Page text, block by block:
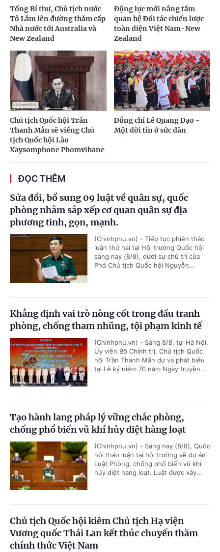
Tổng Bí thư, Chủ tịch nước
Tô Lâm lên đường thăm cấp
Nhà nước tới Australia và
New Zealand
Động lực mới nâng tầm
quan hệ Đối tác chiến lược
toàn diện Việt Nam-New
Zealand
Chủ tịch Quốc hội Trần
Thanh Mẫn sẽ viếng Chủ
tịch Quốc hội Lào
Xaysomphone Phomvihane
Đồng chí Lê Quang Đạo -
Một đời tin ở sức dân
ĐỌC THÊM
Sửa đổi, bổ sung 09 luật về quân sự, quốc
phòng nhằm sắp xếp cơ quan quân sự địa
phương tinh, gọn, mạnh.
(Chinhphu.vn) - Tiếp tục phiên thảo
luận thứ hai tại Hội trường Quốc hội
sáng nay (8/8), dưới sự chủ trì của
Phó Chủ tịch Quốc hội Nguyễn...
Khẳng định vai trò nòng cốt trong đấu tranh
phòng, chống tham nhũng, tội phạm kinh tế
(Chinhphu.vn) - Sáng 8/8, tại Hà Nội,
Ủy viên Bộ Chính trị, Chủ tịch Quốc
hội Trần Thanh Mẫn dự và phát biểu
tại Lễ kỷ niệm 70 năm Ngày truyền...
Tạo hành lang pháp lý vững chắc phòng,
chống phổ biến vũ khí hủy diệt hàng loạt
(Chinhphu.vn) - Sáng nay (8/8), Quốc
hội thảo luận tại hội trường về dự án
Luật Phòng, chống phổ biến vũ khí
hủy diệt hàng loạt. Luật được xây...
Chủ tịch Quốc hội kiêm Chủ tịch Hạ viện
Vương quốc Thái Lan kết thúc chuyến thăm
chính thức Việt Nam